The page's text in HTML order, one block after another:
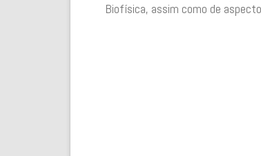
Biofísica, assim como de